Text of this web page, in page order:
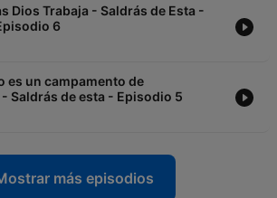
Dios Trabaja - Saldrás de Esta -
6
es un campamento de
Saldrás de esta - Episodio 5
más episodios